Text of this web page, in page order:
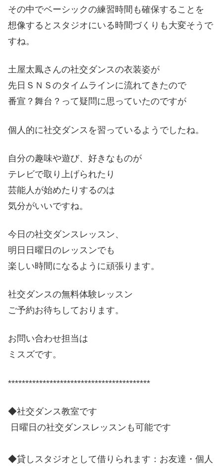
その中でベーシックの練習時間も確保することを
想像するとスタジオにいる時間づくりも大変そうで
すね。
土屋太鳳さんの社交ダンスの衣装姿が
先日ＳＮＳのタイムラインに流れてきたので
番宣？舞台？って疑問に思っていたのですが
個人的に社交ダンスを習っているようでしたね。
自分の趣味や遊び、好きなものが
テレビで取り上げられたり
芸能人が始めたりするのは
気分がいいですね。
今日の社交ダンスレッスン、
明日日曜日のレッスンでも
楽しい時間になるように頑張ります。
社交ダンスの無料体験レッスン
ご予約お待ちしております。
お問い合わせ担当は
ミスズです。
*****************************************
◆社交ダンス教室です
日曜日の社交ダンスレッスンも可能です
◆貸しスタジオとして借りられます：お友達・個人